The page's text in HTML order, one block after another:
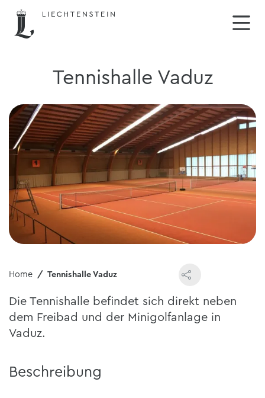
Tennishalle Vaduz
Home Tennishalle Vaduz
Die Tennishalle befindet sich direkt neben
dem Freibad und der Minigolfanlage in
Vaduz.
Beschreibung